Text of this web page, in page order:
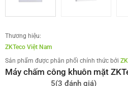
Thương hiệu:
ZKTeco Việt Nam
Sản phẩm được phân phối chính thức bởi
Máy chấm công khuôn mặt
5(3 đánh giá)